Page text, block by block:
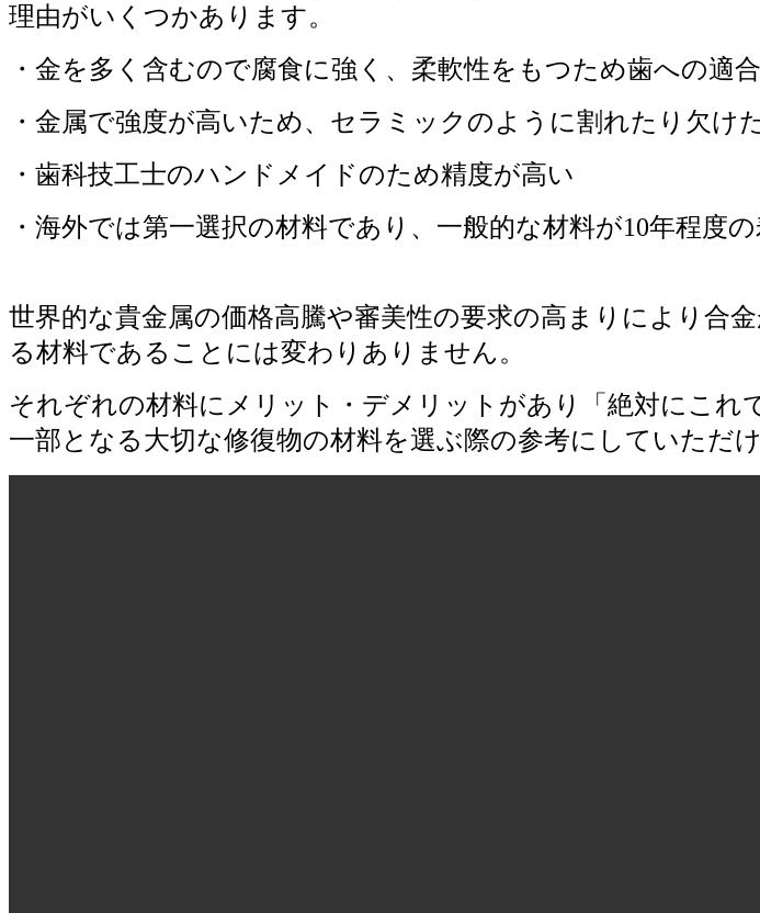
理由がいくつかあります。
・金を多く含むので腐食に強く、柔軟性をもつため歯への適
・金属で強度が高いため、セラミックのように割れたり欠け
・歯科技工士のハンドメイドのため精度が高い
・海外では第一選択の材料であり、一般的な材料が10年程度
世界的な貴金属の価格高騰や審美性の要求の高まりにより合
る材料であることには変わりありません。
それぞれの材料にメリット・デメリットがあり「絶対にこ
一部となる大切な修復物の材料を選ぶ際の参考にしていただ